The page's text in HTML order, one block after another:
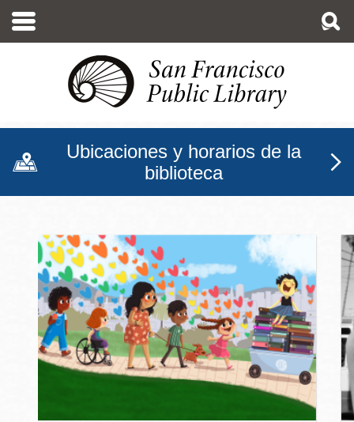
contenido
Ubicaciones y horarios de la
biblioteca
Biblioteca Pública de San